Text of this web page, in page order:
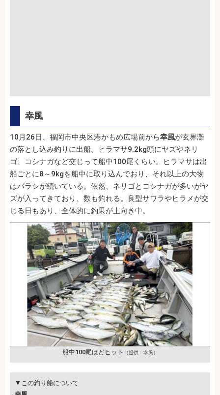
幸風
10月26日、福岡市中央区港かもめ広場前から幸風が玄界灘
の落とし込み釣りに出船。ヒラマサ9.2kg頭にヤズやネリ
ゴ、コシナガなど交じって船中100尾くらい。ヒラマサは出
船ごとに8～9kgを船中に取り込んでおり、それ以上の大物
はバラシが続いている。依然、ネリゴとコシナガが多いがヤ
ズが入ってきており、数も釣れる。良型サワラやヒラメが交
じる日もあり、全体的に釣果が上向き中。
船中100尾ほどヒット （提供：幸風）
▼この釣り船について